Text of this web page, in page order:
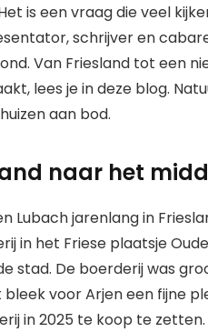
is een vraag die veel
schrijver en
Van Friesland tot een
lees je in deze blog.
aan bod.
naar het
Lubach jarenlang in
in het Friese plaatsje
stad. De boerderij was
bleek voor Arjen een fijne
in 2025 te koop te